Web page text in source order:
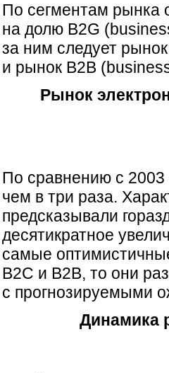
По сегментам рынка
на долю B2G
за ним следует
и рынок B2В
Рынок
По сравнению с 2003
чем в три раза.
предсказывали
десятикратное
самые
B2C и B2B, то они
с прогнозируемыми
Динамика